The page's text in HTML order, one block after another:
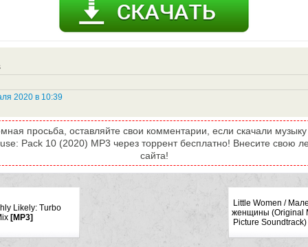
2020 в 10:39
просьба, оставляйте свои комментарии, если скачали
Pack 10 (2020) MP3 через торрент бесплатно! Внесите свою
сайта!
Likely: Turbo
[MP3]
Little Women /
женщины (Original
Picture Soundtrack)